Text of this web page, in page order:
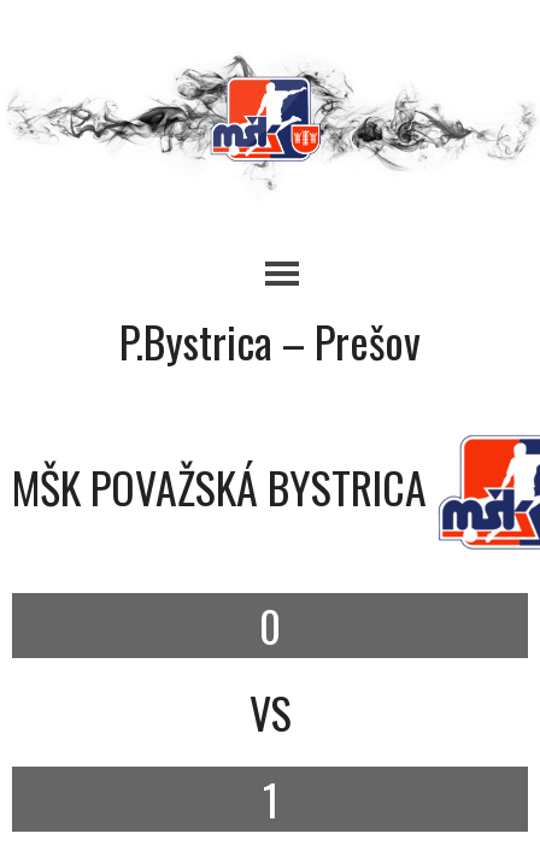
P.Bystrica – Prešov
MŠK POVAŽSKÁ BYSTRICA
0
VS
1